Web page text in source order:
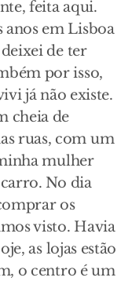
feita aqui.
anos em Lisboa
de ter
por isso,
já não existe.
cheia de
ruas, com um
mulher
No dia
os
visto. Havia
as lojas estão
o centro é um